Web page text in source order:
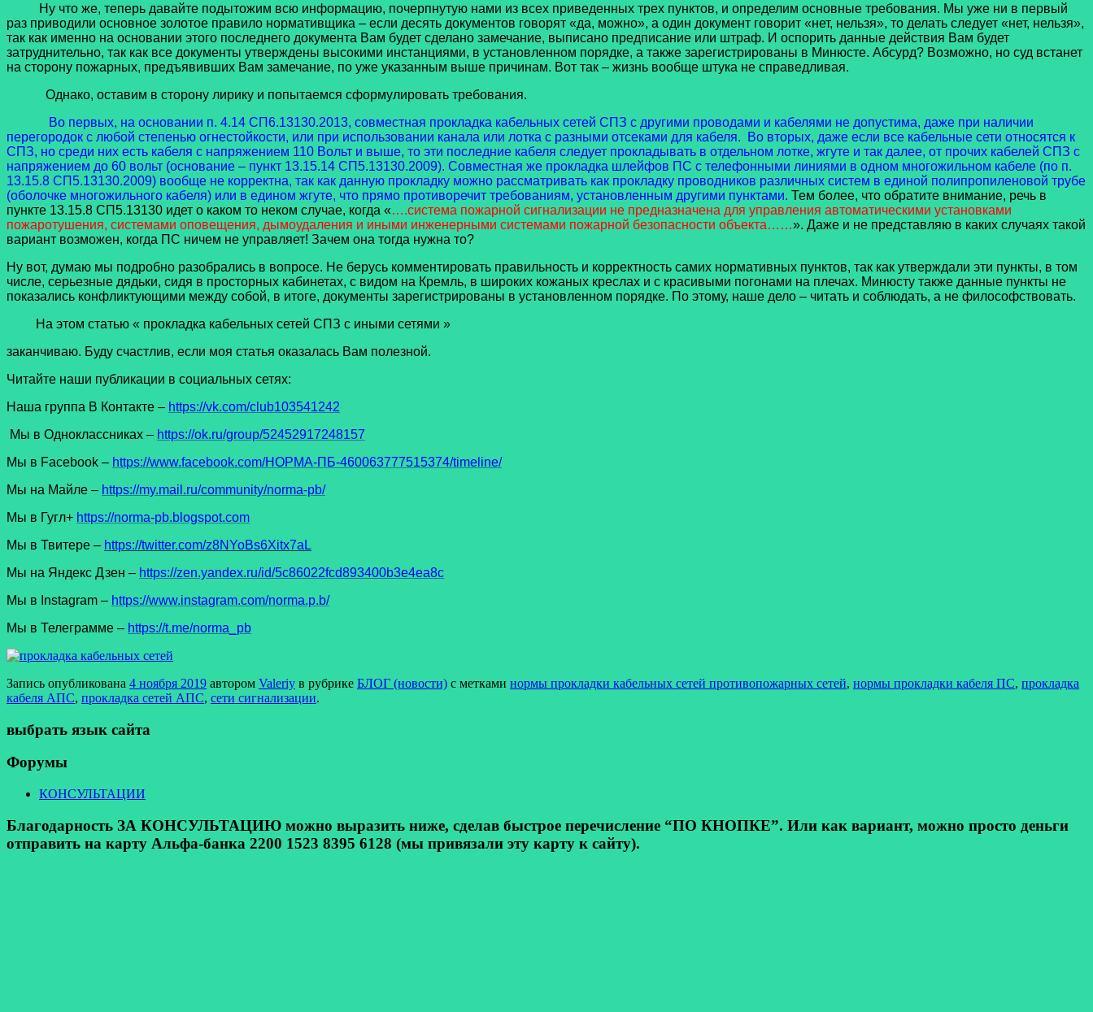
Ну что же, теперь давайте подытожим всю информацию, почерпнутую нами из всех приведенных трех пунктов, и определим основные требования. Мы уже ни в первый
раз приводили основное золотое правило нормативщика – если десять документов говорят «да, можно», а один документ говорит «нет, нельзя», то делать следует «нет, нельзя»,
так как именно на основании этого последнего документа Вам будет сделано замечание, выписано предписание или штраф. И оспорить данные действия Вам будет
затруднительно, так как все документы утверждены высокими инстанциями, в установленном порядке, а также зарегистрированы в Минюсте. Абсурд? Возможно, но суд встанет
на сторону пожарных, предъявивших Вам замечание, по уже указанным выше причинам. Вот так – жизнь вообще штука не справедливая.
Однако, оставим в сторону лирику и попытаемся сформулировать требования.
Во первых, на основании п. 4.14 СП6.13130.2013, совместная прокладка кабельных сетей СПЗ с другими проводами и кабелями не допустима, даже при наличии
перегородок с любой степенью огнестойкости, или при использовании канала или лотка с разными отсеками для кабеля. Во вторых, даже если все кабельные сети относятся к
СПЗ, но среди них есть кабеля с напряжением 110 Вольт и выше, то эти последние кабеля следует прокладывать в отдельном лотке, жгуте и так далее, от прочих кабелей СПЗ с
напряжением до 60 вольт (основание – пункт 13.15.14 СП5.13130.2009). Совместная же прокладка шлейфов ПС с телефонными линиями в одном многожильном кабеле (по п.
13.15.8 СП5.13130.2009) вообще не корректна, так как данную прокладку можно рассматривать как прокладку проводников различных систем в единой полипропиленовой трубе
(оболочке многожильного кабеля) или в едином жгуте, что прямо противоречит требованиям, установленным другими пунктами. Тем более, что обратите внимание, речь в
пункте 13.15.8 СП5.13130 идет о каком то неком случае, когда «….система пожарной сигнализации не предназначена для управления автоматическими установками
пожаротушения, системами оповещения, дымоудаления и иными инженерными системами пожарной безопасности объекта……». Даже и не представляю в каких случаях такой
вариант возможен, когда ПС ничем не управляет! Зачем она тогда нужна то?
Ну вот, думаю мы подробно разобрались в вопросе. Не берусь комментировать правильность и корректность самих нормативных пунктов, так как утверждали эти пункты, в том
числе, серьезные дядьки, сидя в просторных кабинетах, с видом на Кремль, в широких кожаных креслах и с красивыми погонами на плечах. Минюсту также данные пункты не
показались конфликтующими между собой, в итоге, документы зарегистрированы в установленном порядке. По этому, наше дело – читать и соблюдать, а не философствовать.
На этом статью « прокладка кабельных сетей СПЗ с иными сетями »
заканчиваю. Буду счастлив, если моя статья оказалась Вам полезной.
Читайте наши публикации в социальных сетях:
Наша группа В Контакте – https://vk.com/club103541242
Мы в Одноклассниках – https://ok.ru/group/52452917248157
Мы в Facеbook – https://www.facebook.com/НОРМА-ПБ-460063777515374/timeline/
Мы на Майле – https://my.mail.ru/community/norma-pb/
Мы в Гугл+ https://norma-pb.blogspot.com
Мы в Твитере – https://twitter.com/z8NYoBs6Xitx7aL
Мы на Яндекс Дзен – https://zen.yandex.ru/id/5c86022fcd893400b3e4ea8c
Мы в Instagram – https://www.instagram.com/norma.p.b/
Мы в Телеграмме – https://t.me/norma_pb
Запись опубликована 4 ноября 2019 автором Valeriy в рубрике БЛОГ (новости) с метками нормы прокладки кабельных сетей противопожарных сетей, нормы прокладки кабеля ПС, прокладка
кабеля АПС, прокладка сетей АПС, сети сигнализации.
выбрать язык сайта
Форумы
КОНСУЛЬТАЦИИ
Благодарность ЗА КОНСУЛЬТАЦИЮ можно выразить ниже, сделав быстрое перечисление “ПО КНОПКЕ”. Или как вариант, можно просто деньги
отправить на карту Альфа-банка 2200 1523 8395 6128 (мы привязали эту карту к сайту).